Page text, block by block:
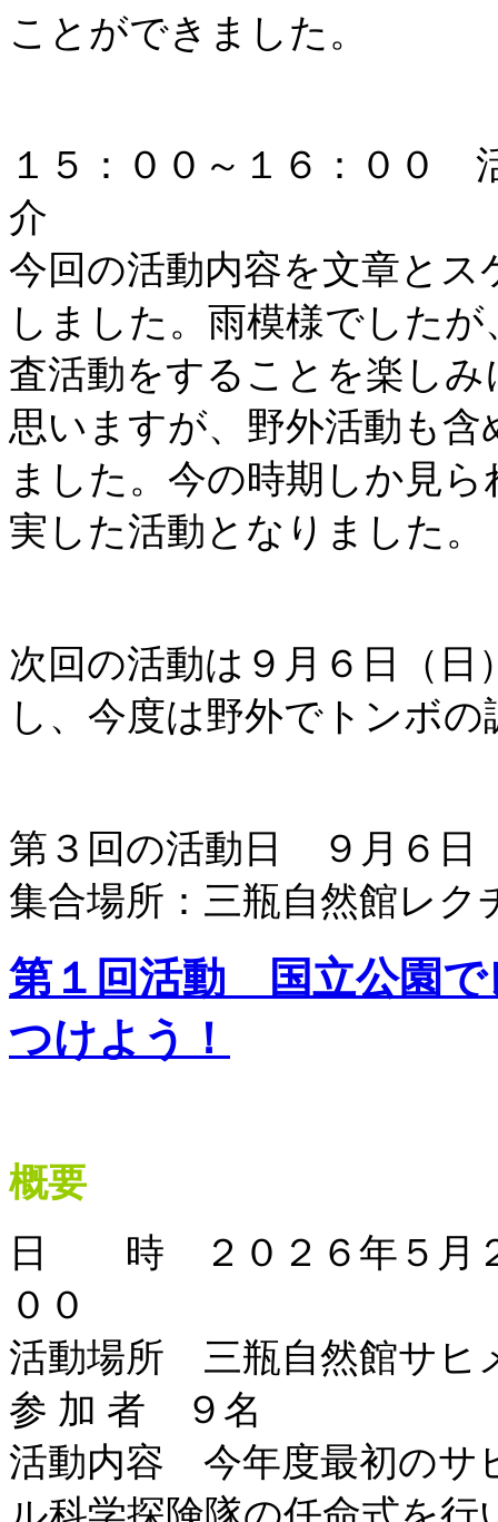
ことができました。
１５：００～１６：００
介
今回の活動内容を文章と
しました。雨模様でした
査活動をすることを楽し
思いますが、野外活動も
ました。今の時期しか見
実した活動となりました。
次回の活動は９月６日（
し、今度は野外でトンボ
第３回の活動日 ９月６日
集合場所：三瓶自然館レク
第１回活動 国立公園で
つけよう！
概要
日 時 ２０２６年５月２
００
活動場所 三瓶自然館サヒ
参 加 者 ９名
活動内容 今年度最初のサ